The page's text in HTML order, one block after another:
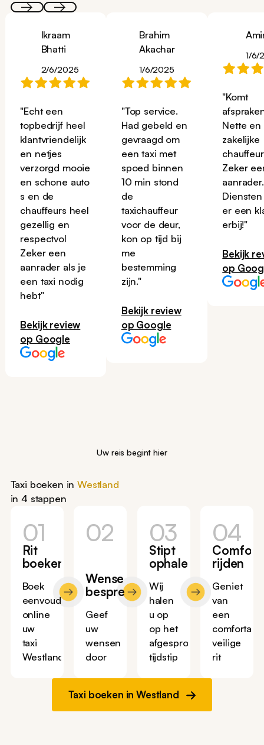
Ikraam
Bhatti
2/6/2025
"Echt een
topbedrijf heel
klantvriendelijk
en netjes
verzorgd mooie
en schone auto
s en de
chauffeurs heel
gezellig en
respectvol
Zeker een
aanrader als je
een taxi nodig
hebt"
Bekijk review
op Google
Brahim
Akachar
1/6/2025
"Top service.
Had gebeld en
gevraagd om
een taxi met
spoed binnen
10 min stond
de
taxichauffeur
voor de deur,
kon op tijd bij
me
bestemming
zijn."
Bekijk review
op Google
1/6/
"Komt
Nette en
zakelijke
Zeker
er een
erbij!"
Bekijk
op
Uw reis begint hier
Taxi boeken inWestland
in 4 stappen
01
Rit
boeken
Boek
eenvoudig
online
uw
taxi
Westland
02
Wensen
bespreken
Geef
uw
wensen
door
03
Stipt
ophalen
Wij
halen
u op
op het
afgesproken
tijdstip
04
rijden
Geniet
van
een
veilige
rit
Taxi boeken in Westland